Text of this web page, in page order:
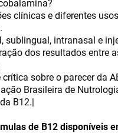
clínicas e diferentes
sublingual, intranasal e
dos resultados entre
sobre o parecer da
Brasileira de
B12.|
de B12 disponíveis